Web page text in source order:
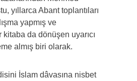
yıllarca Abant toplantıları
yapmış ve
da dönüşen uyarıcı
almış biri olarak.
İslam dâvasına nisbet